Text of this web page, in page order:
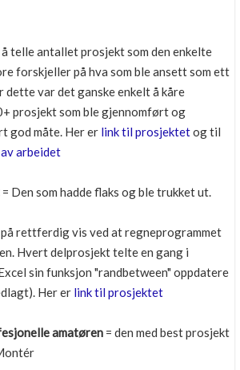
telle antallet prosjekt som den enkelte
forskjeller på hva som ble ansett som ett
var det ganske enkelt å kåre
prosjekt som ble gjennomført og
god måte. Her er link til prosjektetog til
arbeidet
= Den som hadde flaks og ble trukket ut.
rettferdig vis ved at regneprogrammet
Hvert delprosjekt telte en gang i
sin funksjon "randbetween" oppdatere
Her er link til prosjektet
amatøren = den med best prosjekt